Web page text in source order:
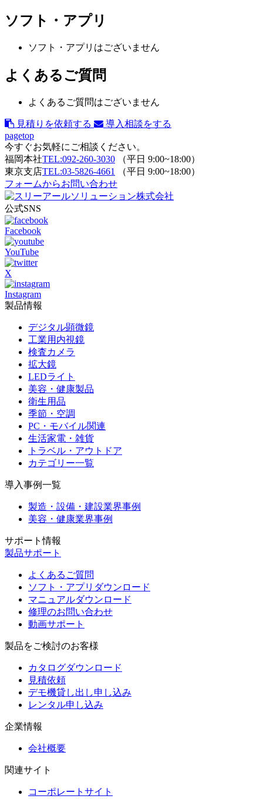
ソフト・アプリ
ソフト・アプリはございません
よくあるご質問
よくあるご質問はございません
見積りを依頼する
導入相談をする
pagetop
今すぐお気軽にご相談ください。
福岡本社TEL:092-260-3030 （平日 9:00~18:00）
東京支店TEL:03-5826-4661
（平日 9:00~18:00）
フォームからお問い合わせ
公式SNS
Facebook
YouTube
X
Instagram
製品情報
デジタル顕微鏡
工業用内視鏡
検査カメラ
拡大鏡
LEDライト
美容・健康製品
衛生用品
季節・空調
PC・モバイル関連
生活家電・雑貨
トラベル・アウトドア
カテゴリー一覧
導入事例一覧
製造・設備・建設業界事例
美容・健康業界事例
サポート情報
製品サポート
よくあるご質問
ソフト・アプリダウンロード
マニュアルダウンロード
修理のお問い合わせ
動画サポート
製品をご検討のお客様
カタログダウンロード
見積依頼
デモ機貸し出し申し込み
レンタル申し込み
企業情報
会社概要
関連サイト
コーポレートサイト